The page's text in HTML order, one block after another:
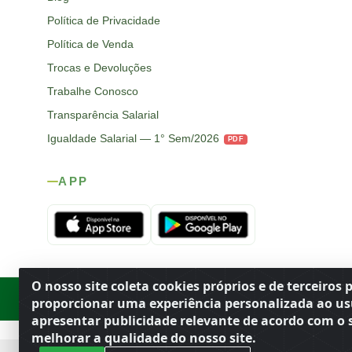
O nosso site coleta cookies próprios e de terceiros
proporcionar uma experiência personalizada ao
apresentar publicidade relevante de acordo com o
melhorar a qualidade do nosso site.
Política de Privacidade
Política de Venda
Trocas e Devoluções
Trabalhe Conosco
Transparência Salarial
Igualdade Salarial — 1° Sem/2026
PDF
APP
Rod. SP-215, s/n, km 98 — Área Rural Porto Ferreira/ ·